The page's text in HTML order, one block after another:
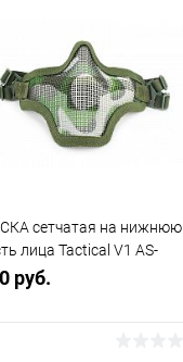
сравнению
В избранное В наличии
сетчатая на нижнюю
лица Tactical V1 AS-
руб.